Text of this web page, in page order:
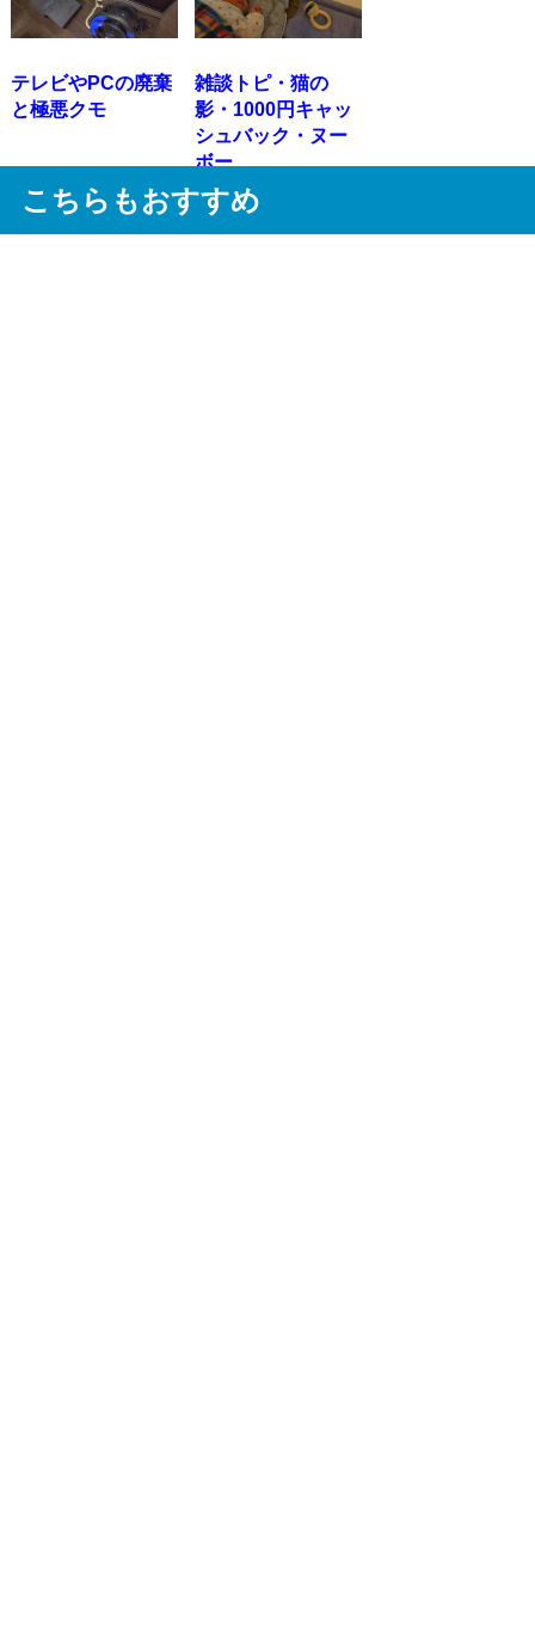
テレビやPCの廃棄
と極悪クモ
雑談トピ・猫の
影・1000円キャッ
シュバック・ヌー
ボー
こちらもおすすめ